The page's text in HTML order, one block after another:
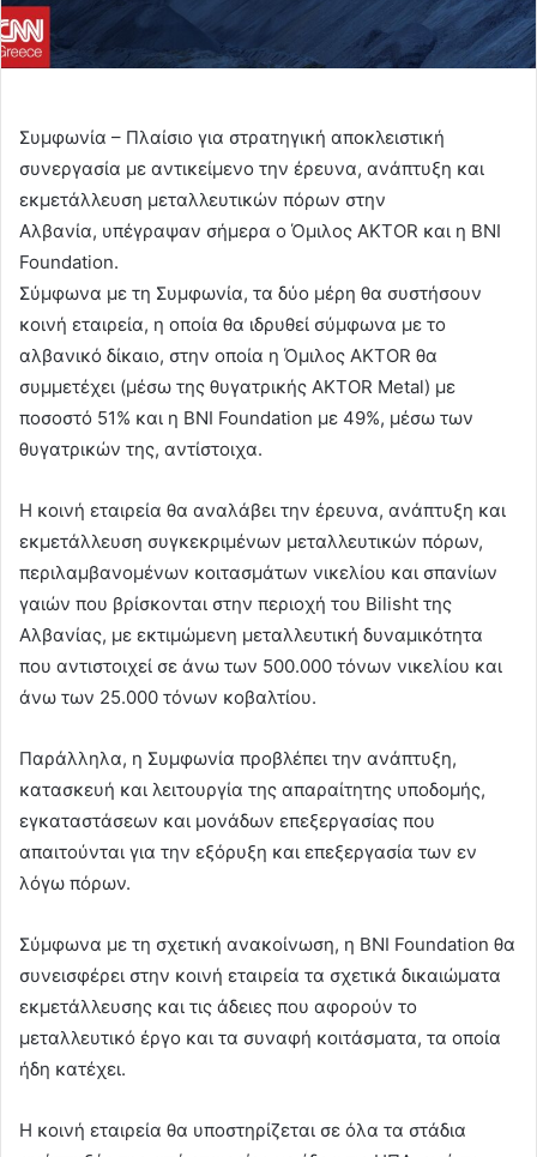
Συμφωνία – Πλαίσιο για στρατηγική αποκλειστική
συνεργασία με αντικείμενο την έρευνα, ανάπτυξη και
εκμετάλλευση μεταλλευτικών πόρων στην
Αλβανία, υπέγραψαν σήμερα ο Όμιλος AKTOR και η BNI
Foundation.
Σύμφωνα με τη Συμφωνία, τα δύο μέρη θα συστήσουν
κοινή εταιρεία, η οποία θα ιδρυθεί σύμφωνα με το
αλβανικό δίκαιο, στην οποία η Όμιλος AKTOR θα
συμμετέχει (μέσω της θυγατρικής AKTOR Metal) με
ποσοστό 51% και η BNI Foundation με 49%, μέσω των
θυγατρικών της, αντίστοιχα.
Η κοινή εταιρεία θα αναλάβει την έρευνα, ανάπτυξη και
εκμετάλλευση συγκεκριμένων μεταλλευτικών πόρων,
περιλαμβανομένων κοιτασμάτων νικελίου και σπανίων
γαιών που βρίσκονται στην περιοχή του Bilisht της
Αλβανίας, με εκτιμώμενη μεταλλευτική δυναμικότητα
που αντιστοιχεί σε άνω των 500.000 τόνων νικελίου και
άνω των 25.000 τόνων κοβαλτίου.
Παράλληλα, η Συμφωνία προβλέπει την ανάπτυξη,
κατασκευή και λειτουργία της απαραίτητης υποδομής,
εγκαταστάσεων και μονάδων επεξεργασίας που
απαιτούνται για την εξόρυξη και επεξεργασία των εν
λόγω πόρων.
Σύμφωνα με τη σχετική ανακοίνωση, η BNI Foundation θα
συνεισφέρει στην κοινή εταιρεία τα σχετικά δικαιώματα
εκμετάλλευσης και τις άδειες που αφορούν το
μεταλλευτικό έργο και τα συναφή κοιτάσματα, τα οποία
ήδη κατέχει.
Η κοινή εταιρεία θα υποστηρίζεται σε όλα τα στάδια